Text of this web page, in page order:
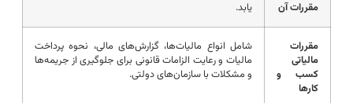
مقررات آن
یابد.
مقررات
مالیاتی
کسب و
کارها
شامل انواع مالیات‌ها، گزارش‌های مالی، نحوه پرداخت
مالیات و رعایت الزامات قانونی برای جلوگیری از جریمه‌ها
و مشکلات با سازمان‌های دولتی.